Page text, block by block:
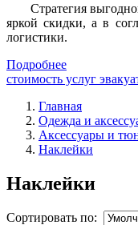
Стратегия
яркой скидки, а в
логистики.
Подробнее
стоимость услуг
Главная
Одежда и
Аксессуары и
Наклейки
Наклейки
Сортировать по: